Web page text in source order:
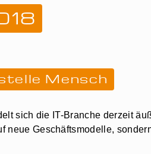
Mensch
sich die IT-Branche derzeit
neue Geschäftsmodelle,